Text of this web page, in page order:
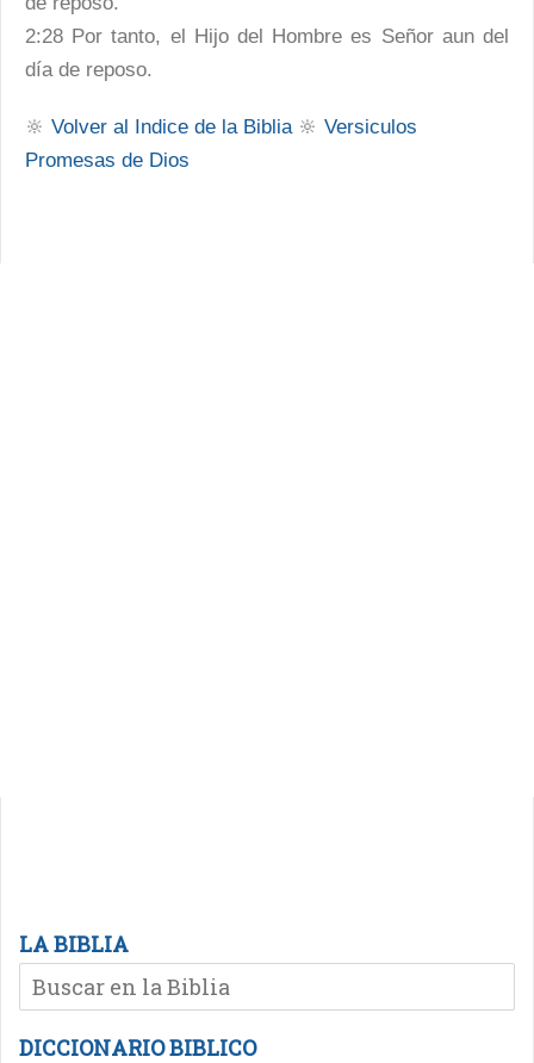
2:28 Por tanto, el Hijo del Hombre es Señor aun del
día de reposo.
🔆 Volver al Indice de la Biblia🔆 Versiculos
Promesas de Dios
LA BIBLIA
DICCIONARIO BIBLICO